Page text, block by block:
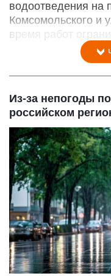
водоотведения на
Комсомольского и
время работ
Из-за непогоды
российском